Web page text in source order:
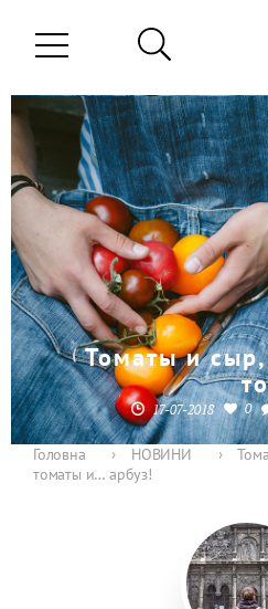
Томаты и
17-07-2018 0
Головна › НОВИНИ ›
томаты и… арбуз!